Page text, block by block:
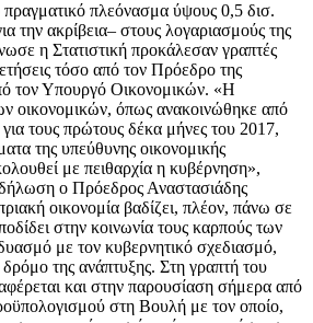
πλεόνασμα ύψους 0,5 δισ.
την ακρίβεια– στους λογαριασμούς της
η Στατιστική προκάλεσαν γραπτές
τόσο από τον Πρόεδρο της
τον Υπουργό Οικονομικών. «Η
οικονομικών, όπως ανακοινώθηκε από
τους πρώτους δέκα μήνες του 2017,
της υπεύθυνης οικονομικής
με πειθαρχία η κυβέρνηση»,
ο Πρόεδρος Αναστασιάδης
οικονομία βαδίζει, πλέον, πάνω σε
στην κοινωνία τους καρπούς των
με τον κυβερνητικό σχεδιασμό,
της ανάπτυξης. Στη γραπτή του
και στην παρουσίαση σήμερα από
στη Βουλή με τον οποίο,